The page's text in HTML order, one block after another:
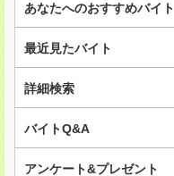
あなたへのおすすめバイト
最近見たバイト
詳細検索
バイトQ&A
アンケート&プレゼント